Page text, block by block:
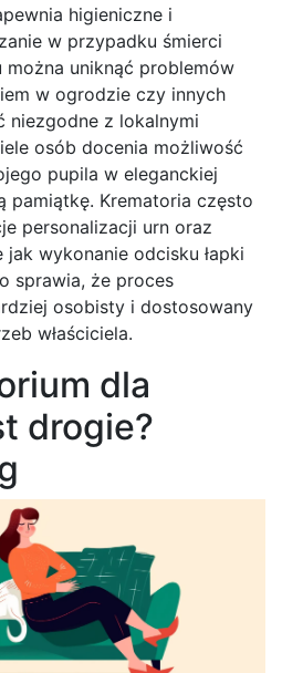
higieniczne i
w przypadku śmierci
uniknąć problemów
w ogrodzie czy innych
niezgodne z lokalnymi
osób docenia możliwość
pupila w eleganckiej
pamiątkę. Krematoria często
personalizacji urn oraz
wykonanie odcisku łapki
sprawia, że proces
osobisty i dostosowany
właściciela.
dla
drogie?